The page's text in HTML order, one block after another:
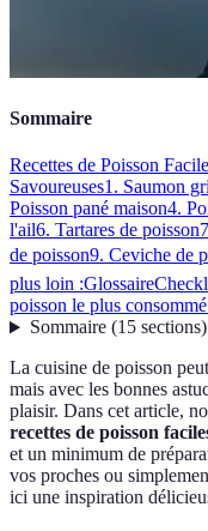
Sommaire
Recettes de Poisson
Savoureuses1. Saumon
Poisson pané maison4.
l'ail6. Tartares de poisson
de poisson9. Ceviche de
plus loin :Glossaire
poisson le plus
Sommaire(15 sections)
La cuisine de poisson
mais avec les bonnes
plaisir. Dans cet article,
recettes de poisson
et un minimum de
vos proches ou
ici une inspiration